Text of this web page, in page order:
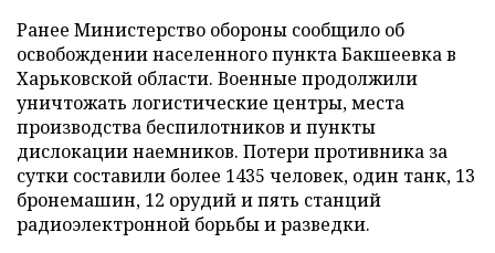
Ранее Министерство обороны сообщило об
освобождении населенного пункта Бакшеевка в
Харьковской области. Военные продолжили
уничтожать логистические центры, места
производства беспилотников и пункты
дислокации наемников. Потери противника за
сутки составили более 1435 человек, один танк, 13
бронемашин, 12 орудий и пять станций
радиоэлектронной борьбы и разведки.